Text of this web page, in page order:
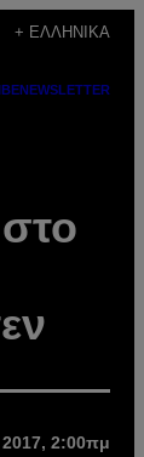
+ ΕΛΛΗΝΙΚΆ
NEWSLETTER
2:00πμ